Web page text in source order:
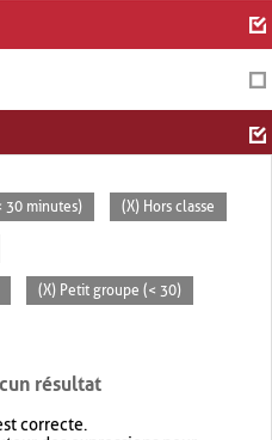
30 minutes) (X) Hors classe
(X) Petit groupe (< 30)
résultat
correcte.